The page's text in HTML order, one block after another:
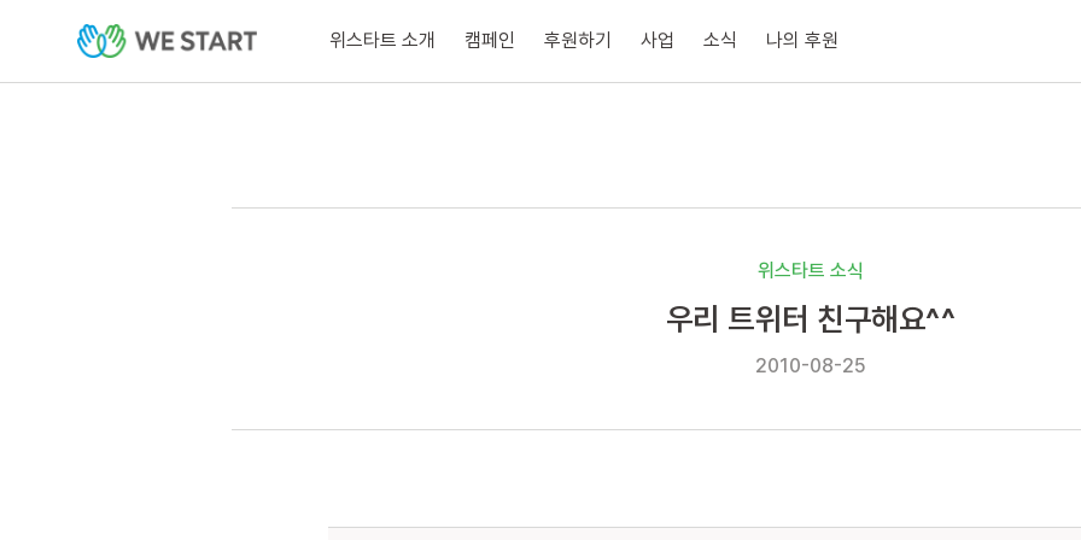
위스타트 소개 캠페인 후원하기 사업 소식 나의 후원
위스타트 소식
우리 트위터 친구해요^^
2010-08-25